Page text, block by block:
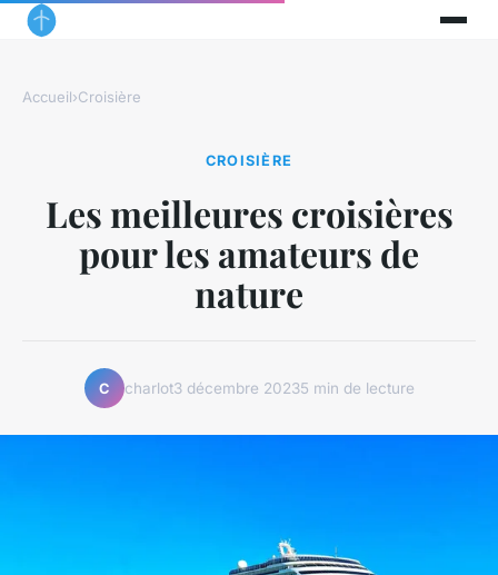
Accueil›Croisière
CROISIÈRE
Les meilleures croisières
pour les amateurs de
nature
C charlot3 décembre 20235 min de lecture